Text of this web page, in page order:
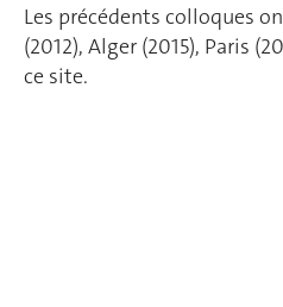
Les précédents colloques
(2012), Alger (2015), Paris
ce site.